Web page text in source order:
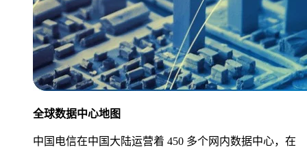
全球数据中心地图
中国电信在中国大陆运营着 450 多个网内数据中心，在